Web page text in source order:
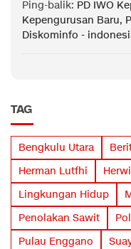
Ping-balik: PD IWO
Kepengurusan Baru,
Diskominfo -
TAG
Bengkulu Utara
Herman Lutfhi
Lingkungan Hidup
Penolakan Sawit
Pulau Enggano